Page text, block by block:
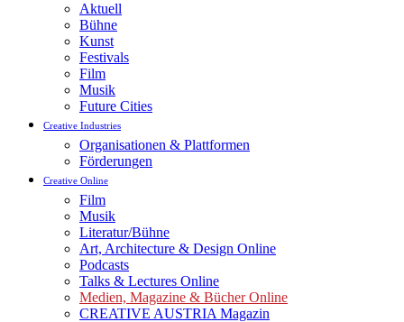
Aktuell
Bühne
Kunst
Festivals
Film
Musik
Future Cities
Creative Industries
Organisationen & Plattformen
Förderungen
Creative Online
Film
Musik
Literatur/Bühne
Art, Architecture & Design Online
Podcasts
Talks & Lectures Online
Medien, Magazine & Bücher Online
CREATIVE AUSTRIA Magazin